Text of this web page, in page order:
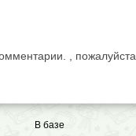
, пожалуйста.
В базе